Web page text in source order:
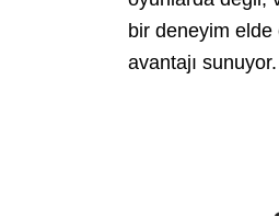
bir deneyim elde
avantajı sunuyor.